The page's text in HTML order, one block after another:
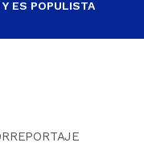
ES POPULISTA